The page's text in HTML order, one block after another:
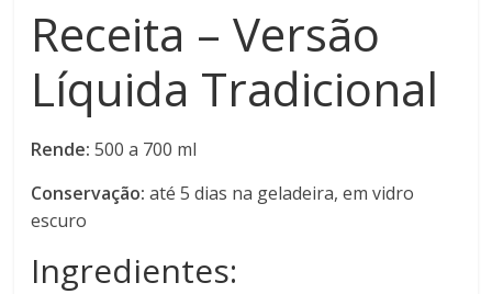
Receita – Versão
Líquida Tradicional
Rende: 500 a 700 ml
Conservação: até 5 dias na geladeira, em vidro
escuro
Ingredientes: